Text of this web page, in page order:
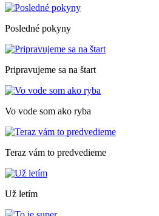
Posledné pokyny
Pripravujeme sa na štart
Vo vode som ako ryba
Teraz vám to predvedieme
Už letím